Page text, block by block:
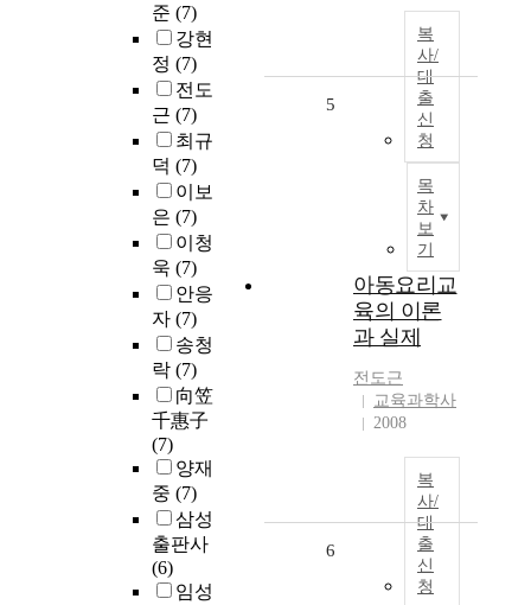
준 (7)
강현
정 (7)
전도
근 (7)
최규
덕 (7)
이보
은 (7)
이청
욱 (7)
안응
자 (7)
송청
락 (7)
向笠
千惠子
(7)
양재
중 (7)
삼성
출판사
(6)
임성
복
사/
대
출
신
청
목
차
보
기
5
아동요리교
육의 이론
과 실제
전도근
교육과학사
2008
복
사/
대
출
신
청
6